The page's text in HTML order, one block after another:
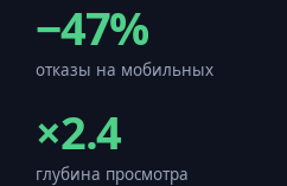
−47%
отказы на мобильных
×2.4
глубина просмотра